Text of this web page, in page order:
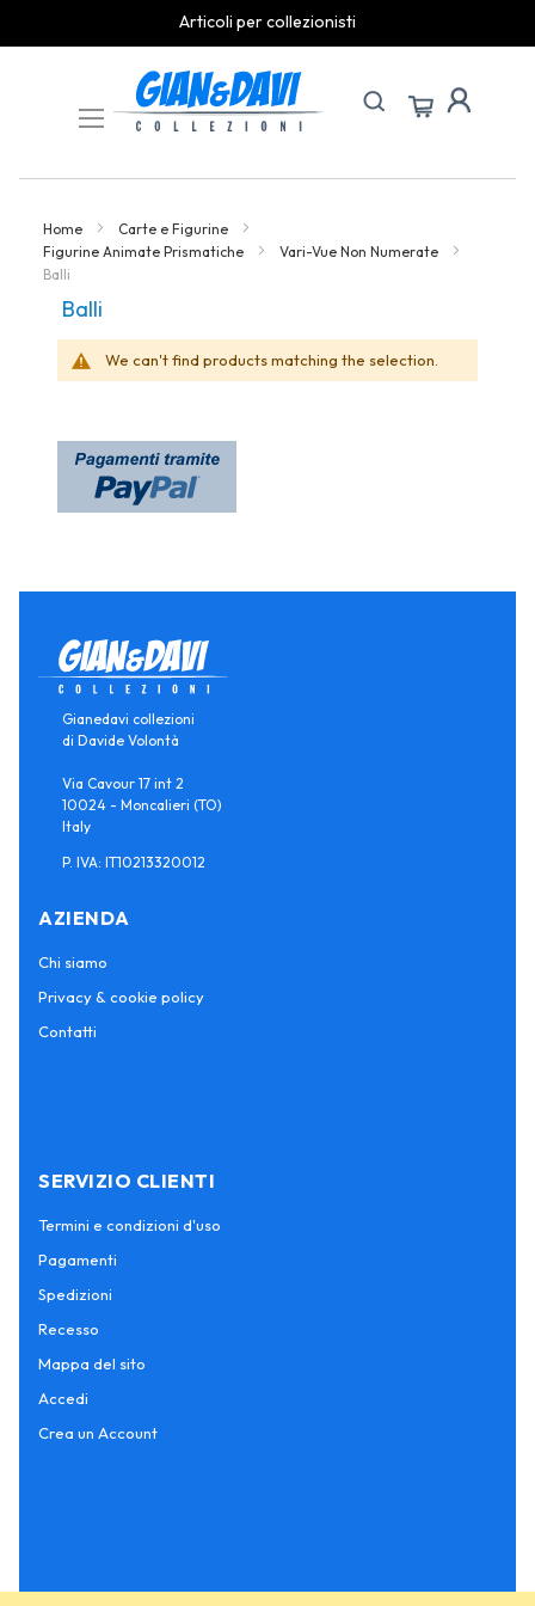
Articoli per collezionisti
Content
Home
Carte e Figurine
Figurine Animate Prismatiche
Vari-Vue Non Numerate
Balli
Balli
We can't find products matching the selection.
Gianedavi collezioni
di Davide Volontà
Via Cavour 17 int 2
10024 - Moncalieri (TO)
Italy
P. IVA: IT10213320012
AZIENDA
Chi siamo
Privacy & cookie policy
Contatti
SERVIZIO CLIENTI
Termini e condizioni d'uso
Pagamenti
Spedizioni
Recesso
Mappa del sito
Accedi
Crea un Account